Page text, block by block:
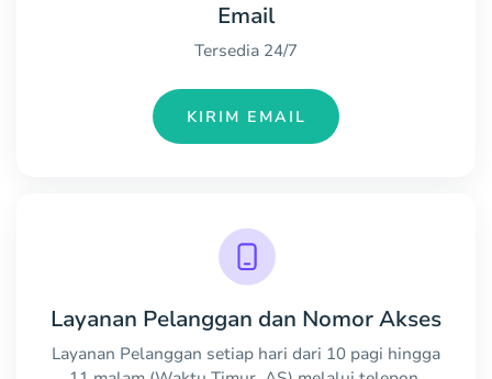
Email
Tersedia 24/7
KIRIM EMAIL
Layanan Pelanggan dan Nomor Akses
Layanan Pelanggan setiap hari dari 10 pagi hingga